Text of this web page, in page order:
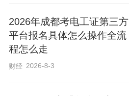
2026年成都考电工证第三方
平台报名具体怎么操作全流
程怎么走
财经 2026-8-3